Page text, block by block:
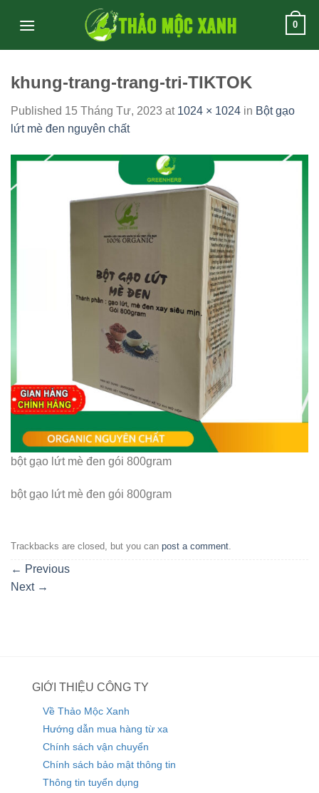
0
khung-trang-trang-tri-TIKTOK
Published 15 Tháng Tư, 2023 at 1024 × 1024 in Bột gạo
lứt mè đen nguyên chất
bột gạo lứt mè đen gói 800gram
bột gạo lứt mè đen gói 800gram
Trackbacks are closed, but you can post a comment
← Previous
Next →
GIỚI THIỆU CÔNG TY
Về Thảo Mộc Xanh
Hướng dẫn mua hàng từ xa
Chính sách vận chuyển
Chính sách bảo mật thông tin
Thông tin tuyển dụng